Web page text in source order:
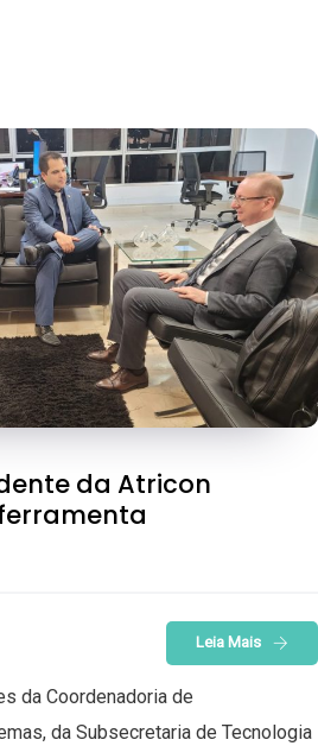
da Atricon
Leia Mais
da Coordenadoria de
da Subsecretaria de Tecnologia